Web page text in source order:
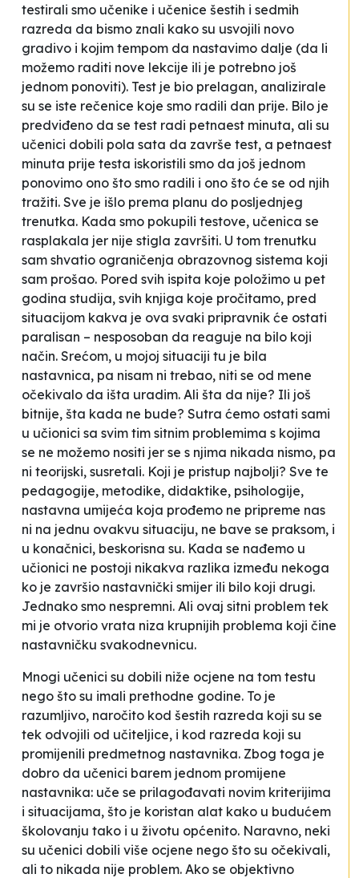
testirali smo učenike i učenice šestih i sedmih
razreda da bismo znali kako su usvojili novo
gradivo i kojim tempom da nastavimo dalje (da li
možemo raditi nove lekcije ili je potrebno još
jednom ponoviti). Test je bio prelagan, analizirale
su se iste rečenice koje smo radili dan prije. Bilo je
predviđeno da se test radi petnaest minuta, ali su
učenici dobili pola sata da završe test, a petnaest
minuta prije testa iskoristili smo da još jednom
ponovimo ono što smo radili i ono što će se od njih
tražiti. Sve je išlo prema planu do posljednjeg
trenutka. Kada smo pokupili testove, učenica se
rasplakala jer nije stigla završiti. U tom trenutku
sam shvatio ograničenja obrazovnog sistema koji
sam prošao. Pored svih ispita koje položimo u pet
godina studija, svih knjiga koje pročitamo, pred
situacijom kakva je ova svaki pripravnik će ostati
paralisan – nesposoban da reaguje na bilo koji
način. Srećom, u mojoj situaciji tu je bila
nastavnica, pa nisam ni trebao, niti se od mene
očekivalo da išta uradim. Ali šta da nije? Ili još
bitnije, šta kada ne bude? Sutra ćemo ostati sami
u učionici sa svim tim sitnim problemima s kojima
se ne možemo nositi jer se s njima nikada nismo, pa
ni teorijski, susretali. Koji je pristup najbolji? Sve te
pedagogije, metodike, didaktike, psihologije,
nastavna umijeća koja prođemo ne pripreme nas
ni na jednu ovakvu situaciju, ne bave se praksom, i
u konačnici, beskorisna su. Kada se nađemo u
učionici ne postoji nikakva razlika između nekoga
ko je završio nastavnički smijer ili bilo koji drugi.
Jednako smo nespremni. Ali ovaj sitni problem tek
mi je otvorio vrata niza krupnijih problema koji čine
nastavničku svakodnevnicu.
Mnogi učenici su dobili niže ocjene na tom testu
nego što su imali prethodne godine. To je
razumljivo, naročito kod šestih razreda koji su se
tek odvojili od učiteljice, i kod razreda koji su
promijenili predmetnog nastavnika. Zbog toga je
dobro da učenici barem jednom promijene
nastavnika: uče se prilagođavati novim kriterijima
i situacijama, što je koristan alat kako u budućem
školovanju tako i u životu općenito. Naravno, neki
su učenici dobili više ocjene nego što su očekivali,
ali to nikada nije problem. Ako se objektivno